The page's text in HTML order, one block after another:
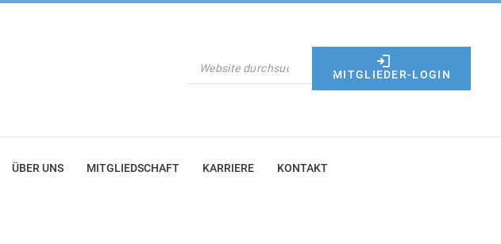
MITGLIEDER-LOGIN
ÜBER UNS MITGLIEDSCHAFT KARRIERE KONTAKT